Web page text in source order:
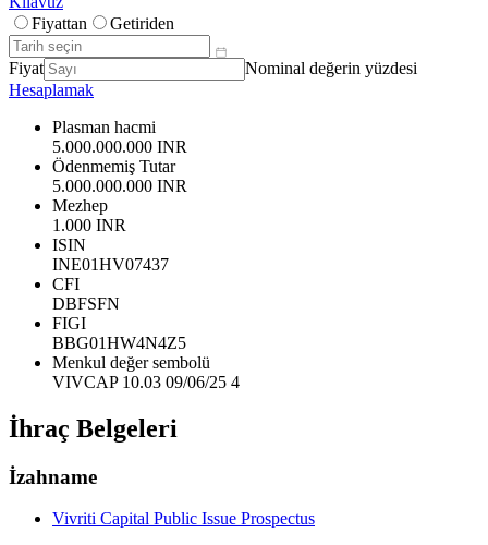
Fiyattan
Getiriden
Fiyat
Nominal değerin yüzdesi
Hesaplamak
Plasman hacmi
5.000.000.000 INR
Ödenmemiş Tutar
5.000.000.000 INR
Mezhep
1.000 INR
ISIN
INE01HV07437
CFI
DBFSFN
FIGI
BBG01HW4N4Z5
Menkul değer sembolü
VIVCAP 10.03 09/06/25 4
İhraç Belgeleri
İzahname
Vivriti Capital Public Issue Prospectus